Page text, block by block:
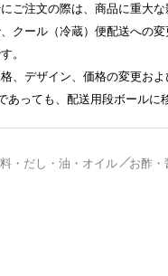
ご注文の際は、商品に重大
クール（冷蔵）便配送への
。
、デザイン、価格の変更お
あっても、配送用段ボールに
・だし・油・オイル お酢・